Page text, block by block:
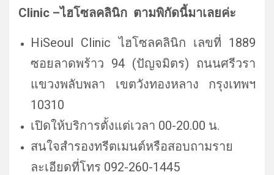
Clinic –ไฮโซลคลินิก ตามพิกัดนี้มาเลยค่ะ
HiSeoul Clinic ไฮโซลคลินิก เลขที่ 1889
ซอยลาดพร้าว 94 (ปัญจมิตร) ถนนศรีวรา
แขวงพลับพลา เขตวังทองหลาง กรุงเทพฯ
10310
เปิดให้บริการตั้งแต่เวลา 00-20.00 น.
สนใจสำรองทรีตเมนต์หรือสอบถามราย
ละเอียดที่โทร 092-260-1445